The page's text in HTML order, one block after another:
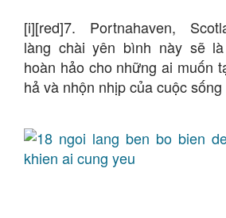
[i][red]7. Portnahaven,
làng chài yên bình này sẽ
hoàn hảo cho những ai muốn
hả và nhộn nhịp của cuộc